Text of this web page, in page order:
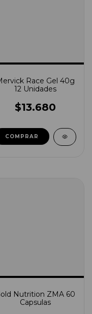
Race Gel 40g
12 Unidades
$13.680
COMPRAR
Nutrition ZMA 60
Capsulas